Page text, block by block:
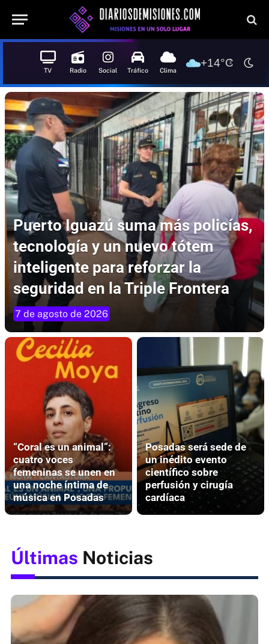
TV Radio Social Tráfico Clima
+14°C
Puerto Iguazú suma más policías,
tecnología y un nuevo tótem
inteligente para reforzar la
seguridad en la Triple Frontera
7 de agosto de 2026
“Coral es un animal”:
cuatro voces
femeninas se unen en
una noche íntima de
música en Posadas
Posadas será sede de
un inédito evento
científico sobre
perfusión y cirugía
cardíaca
Últimas Noticias